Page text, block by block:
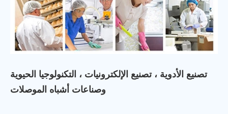
تصنيع الأدوية ، تصنيع الإلكترونيات ، التكنولوجيا الحيوية
وصناعات أشباه الموصلات